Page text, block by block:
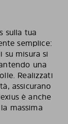
sulla tua
semplice:
su misura si
una
Realizzati
assicurano
è anche
massima